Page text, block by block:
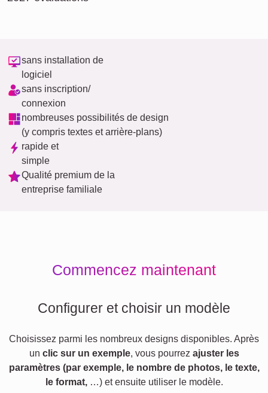
sans installation de
logiciel
sans inscription/
connexion
nombreuses possibilités de design
(y compris textes et arrière-plans)
rapide et
simple
Qualité premium de la
entreprise familiale
Commencez maintenant
Configurer et choisir un modèle
Choisissez parmi les nombreux designs disponibles. Après
un clic sur un exemple, vous pourrez ajuster les
paramètres (par exemple, le nombre de photos, le texte,
le format,…) et ensuite utiliser le modèle.